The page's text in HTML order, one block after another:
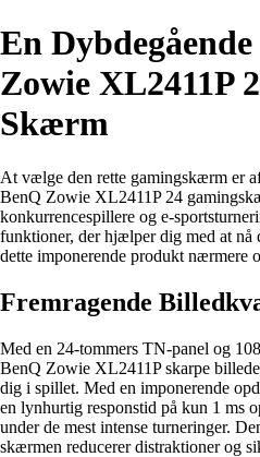
En
Zowie XL2411P
Skærm
At vælge den rette gamingskærm er
BenQ Zowie XL2411P 24
konkurrencespillere og e-
funktioner, der hjælper dig med at nå
dette imponerende produkt nærmere
Fremragende
Med en 24-tommers TN-panel og
BenQ Zowie XL2411P skarpe
dig i spillet. Med en imponerende
en lynhurtig responstid på kun 1 ms
under de mest intense turneringer.
skærmen reducerer distraktioner og